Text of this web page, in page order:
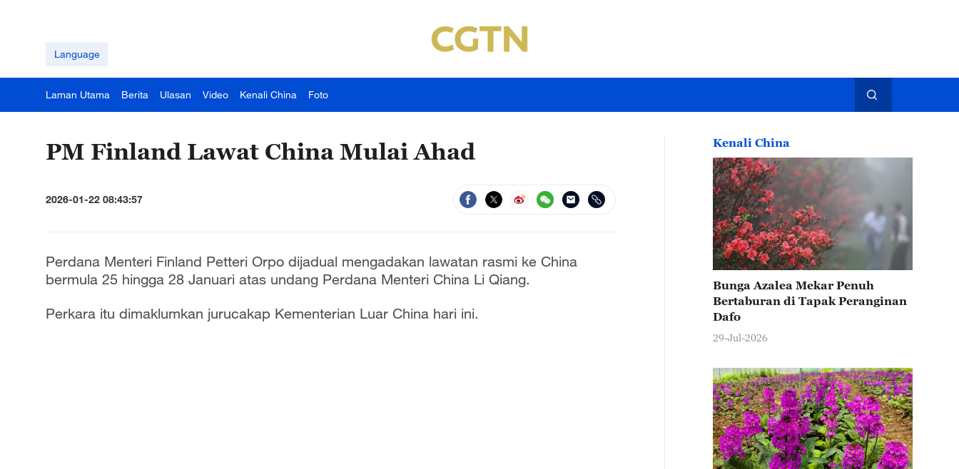
Language
Laman Utama Berita Ulasan Video Kenali China Foto
PM Finland Lawat China Mulai Ahad
2026-01-22 08:43:57
Perdana Menteri Finland Petteri Orpo dijadual mengadakan lawatan rasmi ke China
bermula 25 hingga 28 Januari atas undang Perdana Menteri China Li Qiang.
Perkara itu dimaklumkan jurucakap Kementerian Luar China hari ini.
Kenali China
Bunga Azalea Mekar Penuh
Bertaburan di Tapak Peranginan
Dafo
29-Jul-2026